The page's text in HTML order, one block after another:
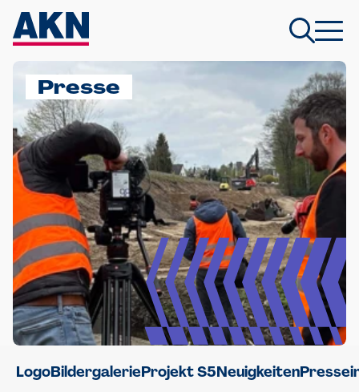
Presse
LogoBildergalerieProjekt S5Neuigkeiten